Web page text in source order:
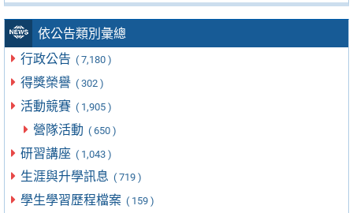
依公告類別彙總
行政公告 ( 7,180 )
得獎榮譽 ( 302 )
活動競賽 ( 1,905 )
營隊活動 ( 650 )
研習講座 ( 1,043 )
生涯與升學訊息 ( 719 )
學生學習歷程檔案 ( 159 )